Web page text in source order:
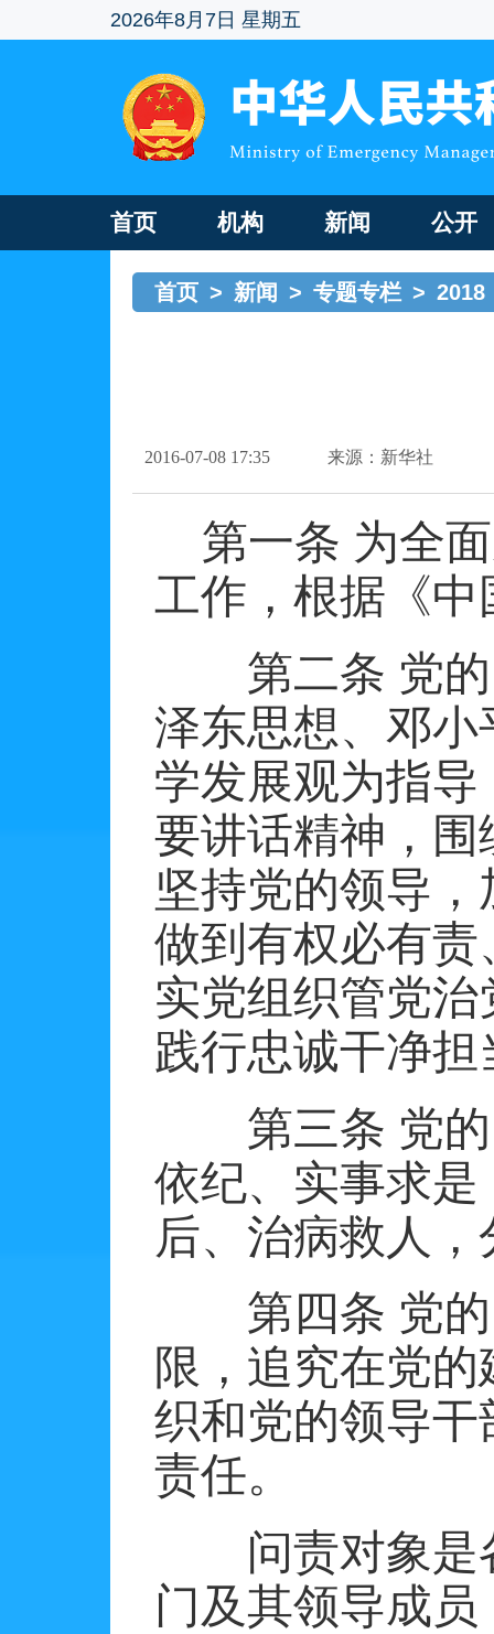
2026年8月7日 星期五
首页 机构 新闻 公开
首页 > 新闻 > 专题专栏 > 2018
2016-07-08 17:35 来源：新华社
第一条 为全
工作，根据《
第二条 党
泽东思想、邓小
学发展观为指
要讲话精神，围
坚持党的领导
做到有权必有
实党组织管党
践行忠诚干净担
第三条 党
依纪、实事求
后、治病救人
第四条 党
限，追究在党
织和党的领导
责任。
问责对象
门及其领导成